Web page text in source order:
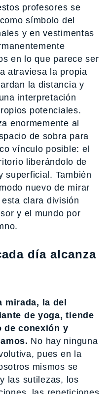
profesores se
símbolo del
y en vestimentas
en lo que parece ser
atraviesa la propia
la distancia y
interpretación
potenciales.
enormemente al
de sobra para
vínculo posible: el
liberándolo de
superficial. También
nuevo de mirar
clara división
y el mundo por
día alcanza
mirada, la del
de yoga, tiende
de conexión y
No hay ninguna
pues en la
mismos se
las sutilezas, los